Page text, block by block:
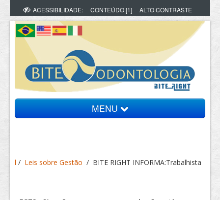
ACESSIBILIDADE: CONTEÚDO [1] ALTO CONTRASTE
MENU
Vídeos
l / Leis sobre Gestão / BITE RIGHT INFORMA:Trabalhista